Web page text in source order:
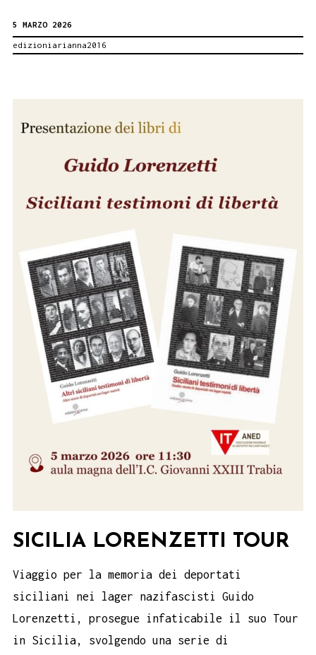
5 MARZO 2026
edizioniarianna2016
SICILIA LORENZETTI TOUR
Viaggio per la memoria dei deportati
siciliani nei lager nazifascisti Guido
Lorenzetti, prosegue infaticabile il suo Tour
in Sicilia, svolgendo una serie di